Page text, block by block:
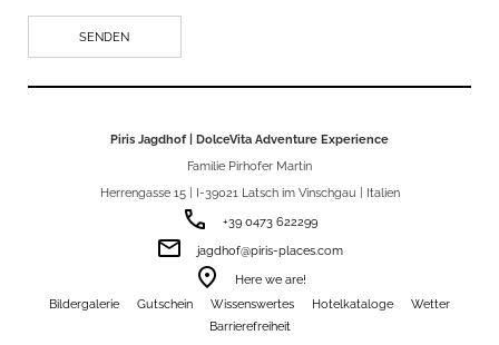
Piris Jagdhof | DolceVita Adventure Experience
Familie Pirhofer Martin
Herrengasse 15 | I-39021 Latsch im Vinschgau | Italien
phone +39 0473 622299
email jagdhof@piris-places.com
room
Here we are!
Bildergalerie
Gutschein Wissenswertes Hotelkataloge
Wetter
Barrierefreiheit